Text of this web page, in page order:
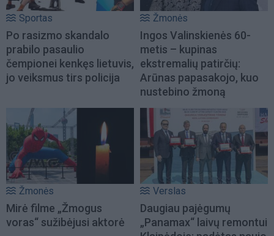
Sportas
Po rasizmo skandalo
prabilo pasaulio
čempionei kenkęs lietuvis,
jo veiksmus tirs policija
Žmonės
Ingos Valinskienės 60-
metis – kupinas
ekstremalių patirčių:
Arūnas papasakojo, kuo
nustebino žmoną
Žmonės
Mirė filme „Žmogus
voras“ sužibėjusi aktorė
Verslas
Daugiau pajėgumų
„Panamax“ laivų remontui